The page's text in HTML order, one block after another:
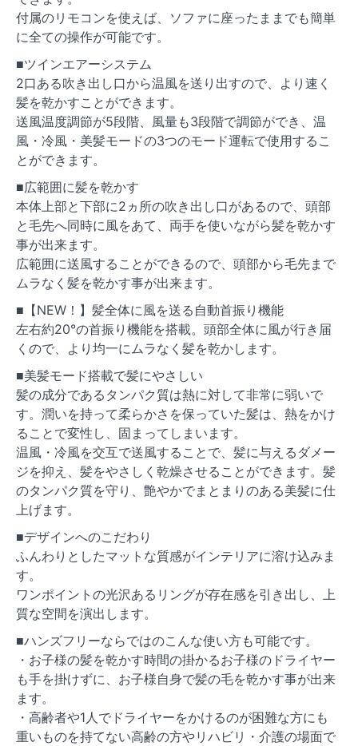
付属のリモコンを使えば、ソファに座ったままでも簡単
に全ての操作が可能です。
■ツインエアーシステム
2口ある吹き出し口から温風を送り出すので、より速く
髪を乾かすことができます。
送風温度調節が5段階、風量も3段階で調節ができ、温
風・冷風・美髪モードの3つのモード運転で使用するこ
とができます。
■広範囲に髪を乾かす
本体上部と下部に2ヵ所の吹き出し口があるので、頭部
と毛先へ同時に風をあて、両手を使いながら髪を乾かす
事が出来ます。
広範囲に送風することができるので、頭部から毛先まで
ムラなく髪を乾かす事が出来ます。
■【NEW！】髪全体に風を送る自動首振り機能
左右約20°の首振り機能を搭載。頭部全体に風が行き届
くので、より均一にムラなく髪を乾かします。
■美髪モード搭載で髪にやさしい
髪の成分であるタンパク質は熱に対して非常に弱いで
す。潤いを持って柔らかさを保っていた髪は、熱をかけ
ることで変性し、固まってしまいます。
温風・冷風を交互で送風することで、髪に与えるダメー
ジを抑え、髪をやさしく乾燥させることができます。髪
のタンパク質を守り、艶やかでまとまりのある美髪に仕
上げます。
■デザインへのこだわり
ふんわりとしたマットな質感がインテリアに溶け込みま
す。
ワンポイントの光沢あるリングが存在感を引き出し、上
質な空間を演出します。
■ハンズフリーならではのこんな使い方も可能です。
・お子様の髪を乾かす時間の掛かるお子様のドライヤー
も手を掛けずに、お子様自身で髪の毛を乾かす事が出来
ます。
・高齢者や1人でドライヤーをかけるのが困難な方にも
重いものを持てない高齢の方やリハビリ・介護の場面で